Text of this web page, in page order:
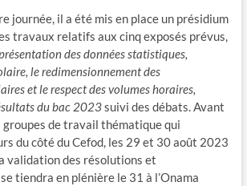
journée, il a été mis en place un présidium
travaux relatifs aux cinq exposés prévus,
des données statistiques,
le redimensionnement des
et le respect des volumes horaires,
du bac 2023suivi des débats. Avant
de travail thématique qui
du côté du Cefod, les 29 et 30 août 2023
validation des résolutions et
tiendra en plénière le 31 à l’Onama